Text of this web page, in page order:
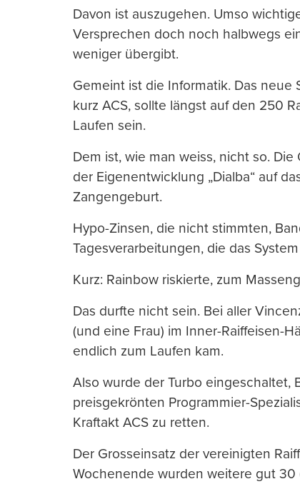
Davon ist auszugehen. Umso
Versprechen doch noch halbwegs
weniger übergibt.
Gemeint ist die Informatik. Das neue
kurz ACS, sollte längst auf den 250
Laufen sein.
Dem ist, wie man weiss, nicht so.
der Eigenentwicklung „Dialba“ auf
Zangengeburt.
Hypo-Zinsen, die nicht stimmten,
Tagesverarbeitungen, die das
Kurz: Rainbow riskierte, zum
Das durfte nicht sein. Bei aller
(und eine Frau) im Inner-Raiffeisen-
endlich zum Laufen kam.
Also wurde der Turbo eingeschaltet,
preisgekrönten Programmier-
Kraftakt ACS zu retten.
Der Grosseinsatz der vereinigten
Wochenende wurden weitere gut 30